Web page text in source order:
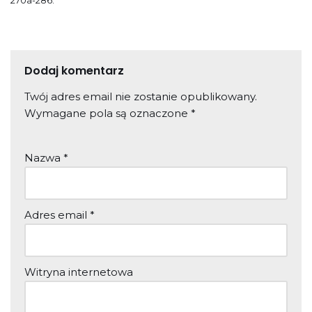
Dodaj komentarz
Twój adres email nie zostanie opublikowany.
Wymagane pola są oznaczone *
Nazwa *
Adres email *
Witryna internetowa